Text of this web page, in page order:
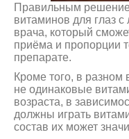
Правильным
витаминов для глаз
врача, который
приёма и пропорции
препарате.
Кроме того, в разном
не одинаковые
возраста, в
должны играть
состав их может